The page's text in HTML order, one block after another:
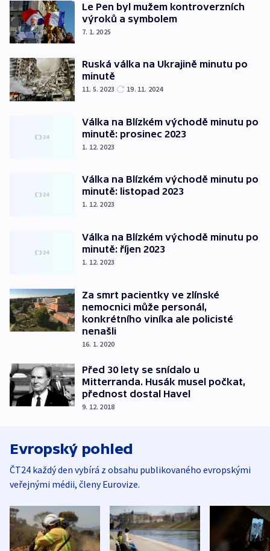
Le Pen byl mužem kontroverzních
výroků a symbolem
7. 1. 2025
Ruská válka na Ukrajině minutu po
minutě
11. 5. 2023 19. 11. 2024
Válka na Blízkém východě minutu po
minutě: prosinec 2023
1. 12. 2023
Válka na Blízkém východě minutu po
minutě: listopad 2023
1. 12. 2023
Válka na Blízkém východě minutu po
minutě: říjen 2023
1. 12. 2023
Za smrt pacientky ve zlínské
nemocnici může personál,
konkrétního viníka ale policisté
nenašli
16. 1. 2020
Před 30 lety se snídalo u
Mitterranda. Husák musel počkat,
přednost dostal Havel
9. 12. 2018
Evropský pohled
ČT24 každý den vybírá z obsahu publikovaného evropskými
veřejnými médii, členy Eurovize.